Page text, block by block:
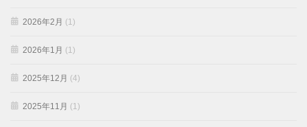
2026年2月 (1)
2026年1月 (1)
2025年12月 (4)
2025年11月 (1)